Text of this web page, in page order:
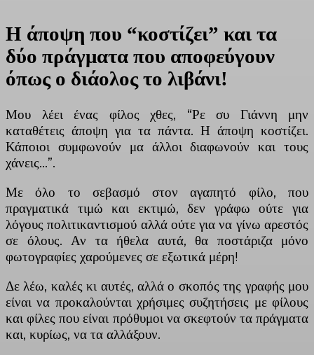
Η άποψη που “κοστίζει” και τα
δύο πράγματα που αποφεύγουν
όπως ο διάολος το λιβάνι!
Μου λέει ένας φίλος χθες, “Ρε συ Γιάννη μην
καταθέτεις άποψη για τα πάντα. Η άποψη κοστίζει.
Κάποιοι συμφωνούν μα άλλοι διαφωνούν και τους
χάνεις…”.
Με όλο το σεβασμό στον αγαπητό φίλο, που
πραγματικά τιμώ και εκτιμώ, δεν γράφω ούτε για
λόγους πολιτικαντισμού αλλά ούτε για να γίνω αρεστός
σε όλους. Αν τα ήθελα αυτά, θα ποστάριζα μόνο
φωτογραφίες χαρούμενες σε εξωτικά μέρη!
Δε λέω, καλές κι αυτές, αλλά ο σκοπός της γραφής μου
είναι να προκαλούνται χρήσιμες συζητήσεις με φίλους
και φίλες που είναι πρόθυμοι να σκεφτούν τα πράγματα
και, κυρίως, να τα αλλάξουν.